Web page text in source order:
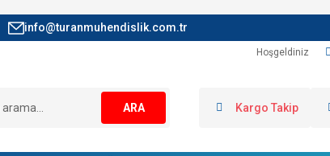
info@turanmuhendislik.com.tr
Hoşgeldiniz
ARA Kargo Takip